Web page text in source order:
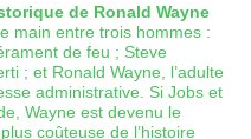
de Ronald Wayne
main entre trois hommes :
de feu ; Steve
; et Ronald Wayne, l’adulte
administrative. Si Jobs et
Wayne est devenu le
coûteuse de l’histoire